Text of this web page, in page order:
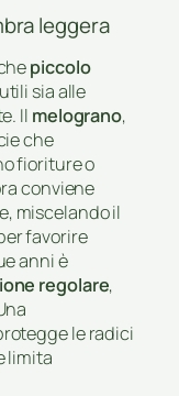
leggera
piccolo
sia alle
Il melograno,
che
fioriture o
conviene
miscelando il
favorire
anni è
regolare,
le radici
limita